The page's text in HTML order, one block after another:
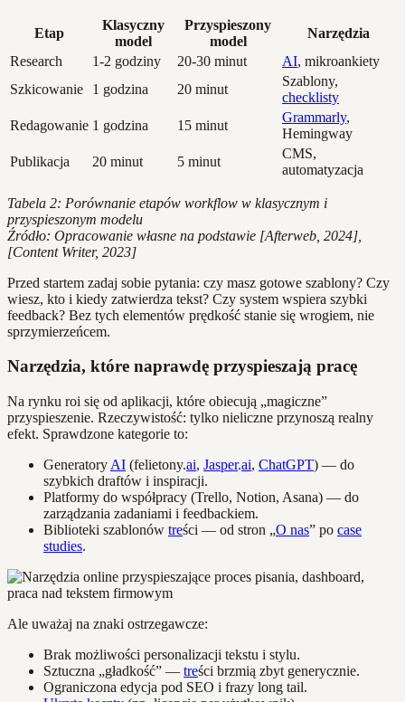
Etap
Klasyczny
model
Przyspieszony
model
Narzędzia
Research
1-2 godziny 20-30 minut AI, mikroankiety
Szkicowanie
1 godzina 20 minut
Szablony,
checklisty
Redagowanie 1 godzina 15 minut
Grammarly,
Hemingway
Publikacja
20 minut 5 minut
CMS,
automatyzacja
Tabela 2: Porównanie etapów workflow w klasycznym i
przyspieszonym modelu
Źródło: Opracowanie własne na podstawie [Afterweb, 2024],
[Content Writer, 2023]
Przed startem zadaj sobie pytania: czy masz gotowe szablony? Czy
wiesz, kto i kiedy zatwierdza tekst? Czy system wspiera szybki
feedback? Bez tych elementów prędkość stanie się wrogiem, nie
sprzymierzeńcem.
Narzędzia, które naprawdę przyspieszają pracę
Na rynku roi się od aplikacji, które obiecują „magiczne”
przyspieszenie. Rzeczywistość: tylko nieliczne przynoszą realny
efekt. Sprawdzone kategorie to:
Generatory AI (felietony.ai, Jasper.ai, ChatGPT) — do
szybkich draftów i inspiracji.
Platformy do współpracy (Trello, Notion, Asana) — do
zarządzania zadaniami i feedbackiem.
Biblioteki szablonów treści — od stron „O nas” po case
studies.
Ale uważaj na znaki ostrzegawcze:
Brak możliwości personalizacji tekstu i stylu.
Sztuczna „gładkość” — treści brzmią zbyt generycznie.
Ograniczona edycja pod SEO i frazy long tail.